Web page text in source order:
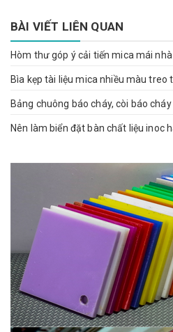
BÀI VIẾT LIÊN QUAN
Hòm thư góp ý cải tiến mica mái nhà
Bìa kẹp tài liệu mica nhiều màu treo
Bảng chuông báo cháy, còi báo
Nên làm biển đặt bàn chất liệu inoc